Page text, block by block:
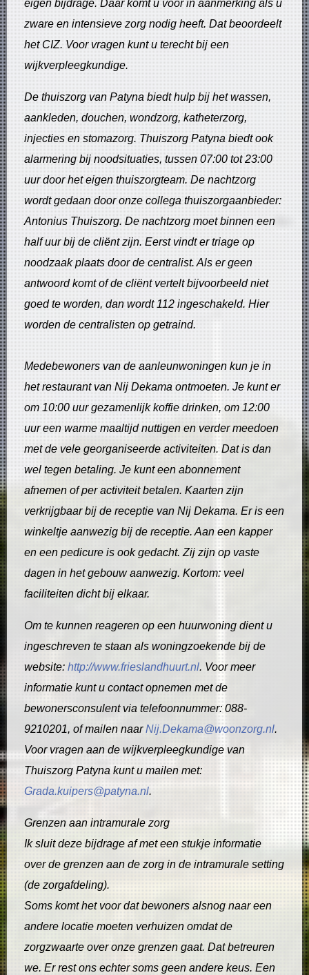
eigen bijdrage. Daar komt u voor in aanmerking als u
zware en intensieve zorg nodig heeft. Dat beoordeelt
het CIZ. Voor vragen kunt u terecht bij een
wijkverpleegkundige.
De thuiszorg van Patyna biedt hulp bij het wassen,
aankleden, douchen, wondzorg, katheterzorg,
injecties en stomazorg. Thuiszorg Patyna biedt ook
alarmering bij noodsituaties, tussen 07:00 tot 23:00
uur door het eigen thuiszorgteam. De nachtzorg
wordt gedaan door onze collega thuiszorgaanbieder:
Antonius Thuiszorg. De nachtzorg moet binnen een
half uur bij de cliënt zijn. Eerst vindt er triage op
noodzaak plaats door de centralist. Als er geen
antwoord komt of de cliënt vertelt bijvoorbeeld niet
goed te worden, dan wordt 112 ingeschakeld. Hier
worden de centralisten op getraind.
Medebewoners van de aanleunwoningen kun je in
het restaurant van Nij Dekama ontmoeten. Je kunt er
om 10:00 uur gezamenlijk koffie drinken, om 12:00
uur een warme maaltijd nuttigen en verder meedoen
met de vele georganiseerde activiteiten. Dat is dan
wel tegen betaling. Je kunt een abonnement
afnemen of per activiteit betalen. Kaarten zijn
verkrijgbaar bij de receptie van Nij Dekama. Er is een
winkeltje aanwezig bij de receptie. Aan een kapper
en een pedicure is ook gedacht. Zij zijn op vaste
dagen in het gebouw aanwezig. Kortom: veel
faciliteiten dicht bij elkaar.
Om te kunnen reageren op een huurwoning dient u
ingeschreven te staan als woningzoekende bij de
website: http://www.frieslandhuurt.nl. Voor meer
informatie kunt u contact opnemen met de
bewonersconsulent via telefoonnummer: 088-
9210201, of mailen naarNij.Dekama@woonzorg.nl.
Voor vragen aan de wijkverpleegkundige van
Thuiszorg Patyna kunt u mailen met:
Grada.kuipers@patyna.nl.
Grenzen aan intramurale zorg
Ik sluit deze bijdrage af met een stukje informatie
over de grenzen aan de zorg in de intramurale setting
(de zorgafdeling).
Soms komt het voor dat bewoners alsnog naar een
andere locatie moeten verhuizen omdat de
zorgzwaarte over onze grenzen gaat. Dat betreuren
we. Er rest ons echter soms geen andere keus. Een